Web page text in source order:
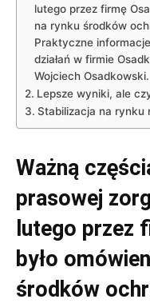
lutego przez firmę
na rynku środków
Praktyczne
działań w firmie
Wojciech Osadkowski.
Lepsze wyniki, ale
Stabilizacja na rynku
Ważną
prasowej
lutego przez
było
środków